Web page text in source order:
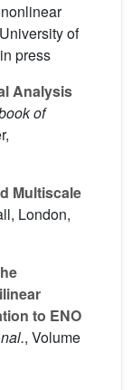
of
press
Analysis
of
Multiscale
London,
to ENO
, Volume